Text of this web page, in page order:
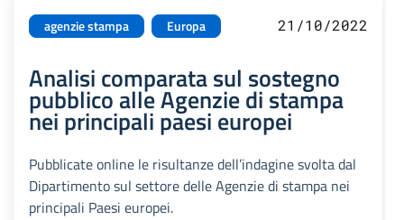
agenzie stampa Europa 21/10/2022
Analisi comparata sul sostegno
pubblico alle Agenzie di stampa
nei principali paesi europei
Pubblicate online le risultanze dell’indagine svolta dal
Dipartimento sul settore delle Agenzie di stampa nei
principali Paesi europei.